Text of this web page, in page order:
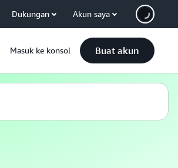
Dukungan Akun saya
Masuk ke konsol Buat akun